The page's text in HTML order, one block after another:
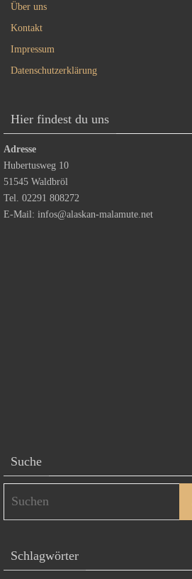
Über uns
Kontakt
Impressum
Datenschutzerklärung
Hier findest du uns
Adresse
Hubertusweg 10
51545 Waldbröl
Tel. 02291 808272
E-Mail: infos@alaskan-malamute.net
Suche
Schlagwörter